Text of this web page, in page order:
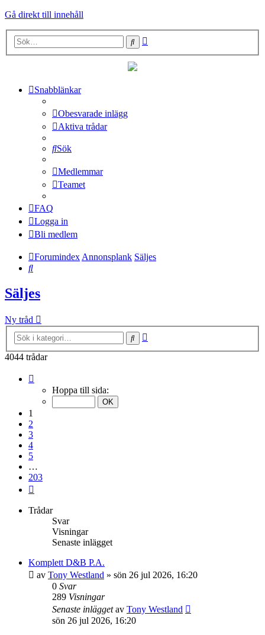
Gå direkt till innehåll
Sök
Snabblänkar
Obesvarade inlägg
Aktiva trådar
Sök
Medlemmar
Teamet
FAQ
Logga in
Bli medlem
Forumindex Annonsplank Säljes
Sök
Säljes
Ny tråd
Sök
4044 trådar
Hoppa till sida:
1
2
3
4
5
…
203
Trådar
Svar
Visningar
Senaste inlägget
Komplett D&B P.A.
av Tony Westland » sön 26 jul 2026, 16:20
0 Svar
289 Visningar
Senaste inläggetav Tony Westland
sön 26 jul 2026, 16:20